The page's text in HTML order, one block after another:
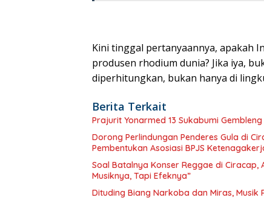
Kini tinggal pertanyaannya, apakah
produsen rhodium dunia? Jika iya,
diperhitungkan, bukan hanya di
Berita Terkait
Prajurit Yonarmed 13 Sukabumi
Dorong Perlindungan Penderes Gula di
Pembentukan Asosiasi BPJS
Soal Batalnya Konser Reggae di Ciracap,
Musiknya, Tapi Efeknya”
Dituding Biang Narkoba dan Miras, Musik